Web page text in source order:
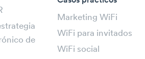
de
Marketing WiFi
WiFi para invitados
WiFi social